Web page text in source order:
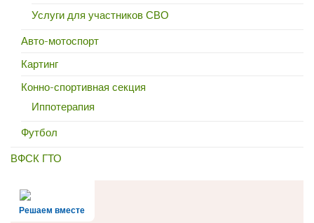
Услуги для участников СВО
Авто-мотоспорт
Картинг
Конно-спортивная секция
Иппотерапия
Футбол
ВФСК ГТО
Решаем вместе